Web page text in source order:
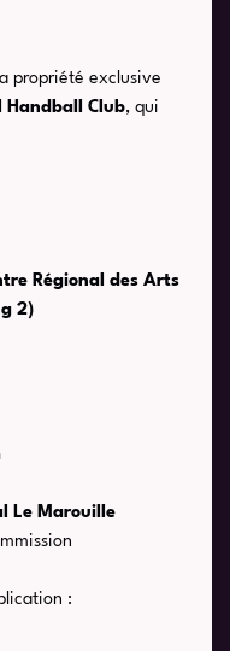
propriété exclusive
Handball Club, qui
Régional des Arts
2)
Le Marouille
: